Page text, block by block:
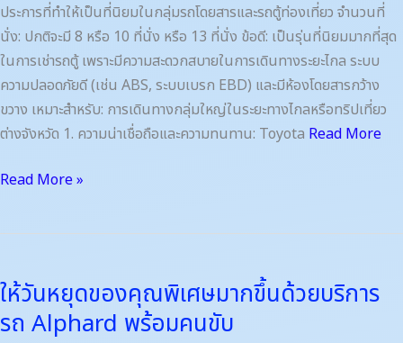
ประการที่ทำให้เป็นที่นิยมในกลุ่มรถโดยสารและรถตู้ท่องเที่ยว จำนวนที่
นั่ง: ปกติจะมี 8 หรือ 10 ที่นั่ง หรือ 13 ที่นั่ง ข้อดี: เป็นรุ่นที่นิยมมากที่สุด
ในการเช่ารถตู้ เพราะมีความสะดวกสบายในการเดินทางระยะไกล ระบบ
ความปลอดภัยดี (เช่น ABS, ระบบเบรก EBD) และมีห้องโดยสารกว้าง
ขวาง เหมาะสำหรับ: การเดินทางกลุ่มใหญ่ในระยะทางไกลหรือทริปเที่ยว
ต่างจังหวัด 1. ความน่าเชื่อถือและความทนทาน: Toyota Read More
Read More »
ให้วันหยุดของคุณพิเศษมากขึ้นด้วยบริการ
รถ Alphard พร้อมคนขับ
หยุด
ของ